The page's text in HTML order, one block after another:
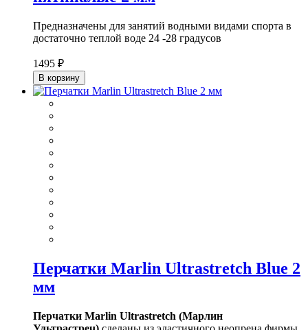
Предназначены для занятий водными видами спорта в
достаточно теплой воде 24 -28 градусов
1495 ₽
В корзину
Перчатки Marlin Ultrastretch Blue 2
мм
Перчатки Marlin Ultrastretch (Марлин